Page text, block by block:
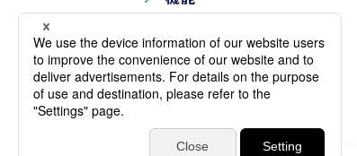
ソリューション
サポート